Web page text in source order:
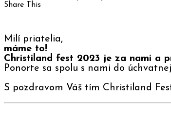
Share This
Milí priatelia,
máme to!
Christiland fest 2023 je za nami a
Ponorte sa spolu s nami do
S pozdravom Váš tím Christiland